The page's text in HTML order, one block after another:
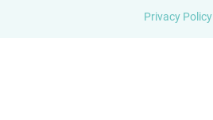
Privacy Policy